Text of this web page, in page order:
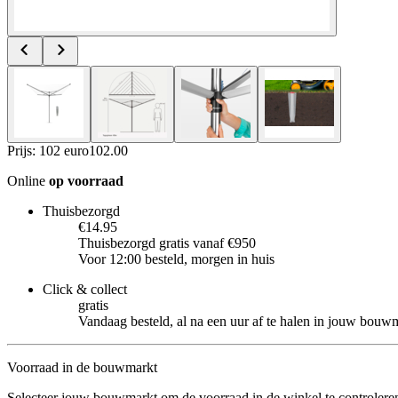
Prijs: 102 euro102.00
Online op voorraad
Thuisbezorgd
€14.95
Thuisbezorgd gratis vanaf €950
Voor 12:00 besteld, morgen in huis
Click & collect
gratis
Vandaag besteld, al na een uur af te halen in jouw
Voorraad in de bouwmarkt